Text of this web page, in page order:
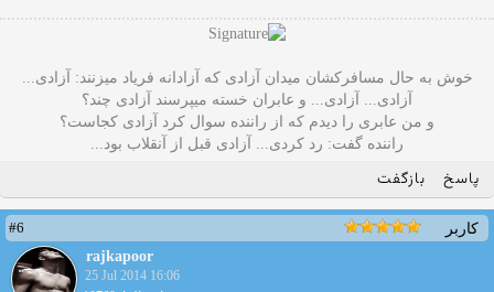
خوش به حال مسافرکشان میدان آزادی که آزادانه فریاد میزنند: آزادی...
آزادی... آزادی... و عابران خسته میپرسند آزادی چند؟
و من عابری را دیدم که از راننده سوال کرد آزادی کجاست؟
راننده گفت: رد کردی... آزادی قبل از آنقلاب بود...
پاسخ بازگفت
کاربر
#6
rajkapoor
25 Jul 2014 16:06